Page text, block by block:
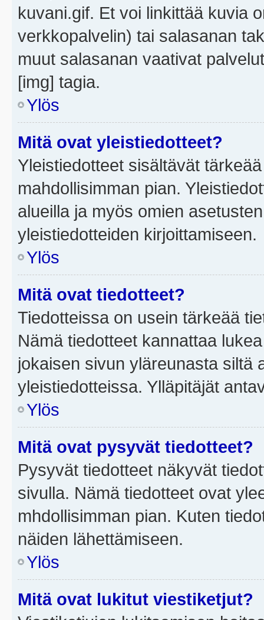
kuvani.gif. Et voi linkittää kuvia
verkkopalvelin) tai salasanan
muut salasanan vaativat
[img] tagia.
Ylös
Mitä ovat yleistiedotteet?
Yleistiedotteet sisältävät
mahdollisimman pian.
alueilla ja myös omien
yleistiedotteiden kirjoittamiseen.
Ylös
Mitä ovat tiedotteet?
Tiedotteissa on usein tärkeää
Nämä tiedotteet kannattaa
jokaisen sivun yläreunasta siltä
yleistiedotteissa. Ylläpitäjät
Ylös
Mitä ovat pysyvät tiedotteet?
Pysyvät tiedotteet näkyvät
sivulla. Nämä tiedotteet ovat
mhdollisimman pian. Kuten
näiden lähettämiseen.
Ylös
Mitä ovat lukitut viestiketjut?